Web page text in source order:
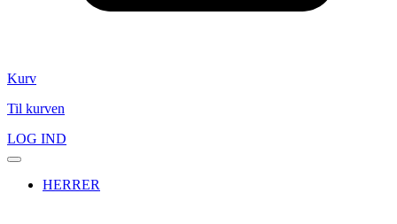
Kurv
Til kurven
LOG IND
HERRER